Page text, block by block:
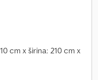
cm x širina: 210 cm x